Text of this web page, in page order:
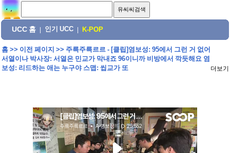
UCC 홈 인기 UCC K-POP
홈>> 이전 페이지 >> 주륵주륵르르 - [클립]염보성: 95에서 그런 거 없어
서열이나 박사장: 서열은 민교가 막내죠 96이니까 비방에서 깍듯해요 염
보성: 리드하는 애는 누구야 스맵: 씹교가 또
더보기